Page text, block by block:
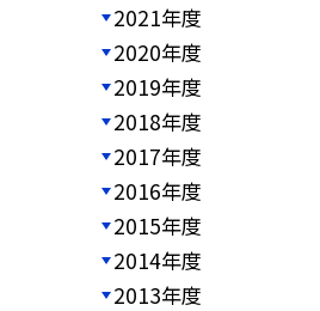
2021年度
2020年度
2019年度
2018年度
2017年度
2016年度
2015年度
2014年度
2013年度